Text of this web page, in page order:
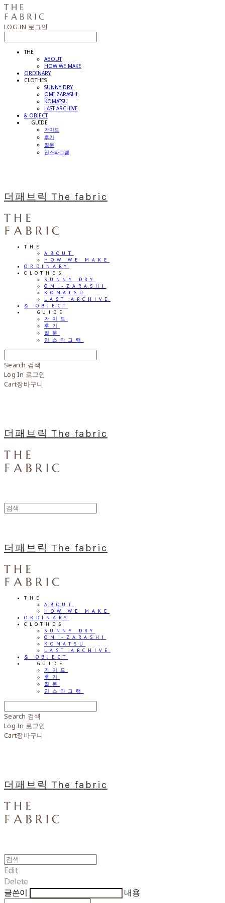
LOG IN 로그인
THE
ABOUT
HOW WE MAKE
ORDINARY
CLOTHES
SUNNY DRY
OMI-ZARASHI
KOMATSU
LAST ARCHIVE
& OBJECT
⠀⠀GUIDE
가이드
후기
질문
인스타그램
더패브릭 The fabric
THE
ABOUT
HOW WE MAKE
ORDINARY
CLOTHES
SUNNY DRY
OMI-ZARASHI
KOMATSU
LAST ARCHIVE
& OBJECT
⠀⠀GUIDE
가이드
후기
질문
인스타그램
Search 검색
Log In 로그인
Cart장바구니
더패브릭 The fabric
더패브릭 The fabric
THE
ABOUT
HOW WE MAKE
ORDINARY
CLOTHES
SUNNY DRY
OMI-ZARASHI
KOMATSU
LAST ARCHIVE
& OBJECT
⠀⠀GUIDE
가이드
후기
질문
인스타그램
Search 검색
Log In 로그인
Cart장바구니
더패브릭 The fabric
Edit
Delete
글쓴이
내용